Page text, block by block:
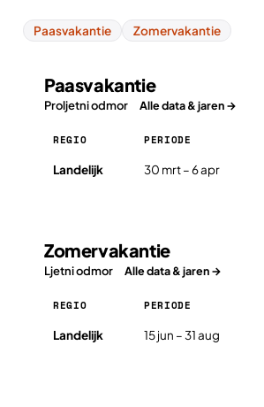
Paasvakantie Zomervakantie
Paasvakantie
Proljetni odmor Alle data & jaren →
Paasvakantie in Kroatië 2026, per regio
REGIO PERIODE
Landelijk 30 mrt – 6 apr
Zomervakantie
Ljetni odmor Alle data & jaren →
Zomervakantie in Kroatië 2026, per regio
REGIO PERIODE
Landelijk 15 jun – 31 aug